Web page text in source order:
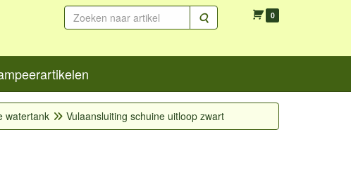
Zoeken 0
watertank Vulaansluiting schuine uitloop zwart